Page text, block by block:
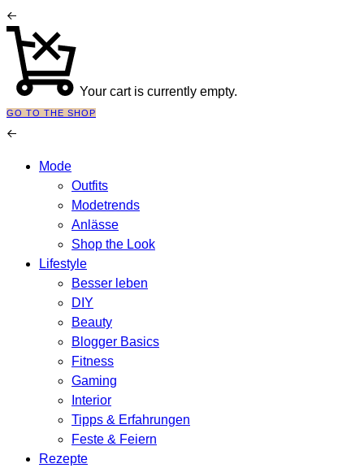
Your cart is currently empty.
GO TO THE SHOP
Mode
Outfits
Modetrends
Anlässe
Shop the Look
Lifestyle
Besser leben
DIY
Beauty
Blogger Basics
Fitness
Gaming
Interior
Tipps & Erfahrungen
Feste & Feiern
Rezepte